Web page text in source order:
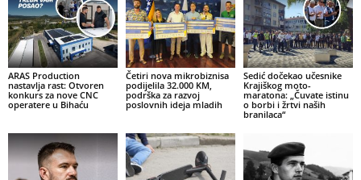
ARAS Production
nastavlja rast: Otvoren
konkurs za nove CNC
operatere u Bihaću
Četiri nova mikrobiznisa
podijelila 32.000 KM,
podrška za razvoj
poslovnih ideja mladih
Sedić dočekao učesnike
Krajiškog moto-
maratona: „Čuvate istinu
o borbi i žrtvi naših
branilaca“